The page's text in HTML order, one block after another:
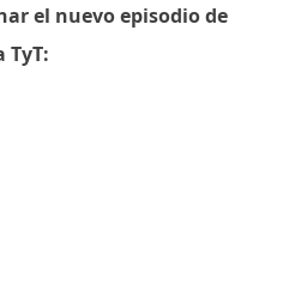
el nuevo episodio de
TyT: